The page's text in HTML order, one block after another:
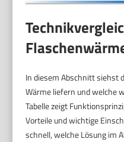
In diesem Abschnitt siehst
Wärme liefern und welche
Tabelle zeigt
Vorteile und wichtige
schnell, welche Lösung im